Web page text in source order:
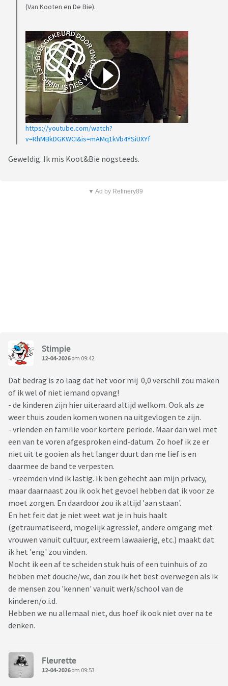
(Van Kooten en De Bie).
https://youtube.com/watch?
v=RhMBkDGKWCI&is=mAMq1kVb4YSiUXYf
Geweldig. Ik mis Koot&Bie nogsteeds.
▼ Ad by Refinery89
Stimpie
12-04-2026om 09:42
Dat bedrag is zo laag dat het voor mij 0,0 verschil zou maken
of ik wel of niet iemand opvang!
- de kinderen zijn hier uiteraard altijd welkom. Ook als ze
weer thuis zouden komen wonen na uitgevlogen te zijn.
- vrienden en familie voor kortere periode. Maar dan wel met
een van te voren afgesproken eind-datum. Zo hoef ik ze er
niet uit te gooien als het langer duurt dan me lief is en
daarmee de band te verpesten.
- vreemden vind ik lastig. Ik ben gehecht aan mijn privacy,
maar daarnaast zou ik ook het gevoel hebben dat ik voor ze
moet zorgen. En daardoor zou ik altijd 'aan staan'.
En het feit dat je niet weet wat je in huis haalt
(getraumatiseerd, mogelijk agressief, andere omgang met
vrouwen vanuit cultuur, extreem lawaaierig, etc.) maakt dat
ik het 'eng' zou vinden.
Mocht ik een af te scheiden stuk huis of een tuinhuis of zo
hebben met douche/wc, dan zou ik het best overwegen als ik
de mensen zou 'kennen' vanuit werk/school van de
kinderen/o.i.d.
Hebben we nu allemaal niet, dus hoef ik ook niet over na te
denken.
Fleurette
12-04-2026om 09:53